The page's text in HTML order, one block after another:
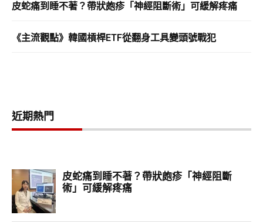
皮蛇痛到睡不著？帶狀皰疹「神經阻斷術」可緩解疼痛
《主流觀點》韓國槓桿ETF從翻身工具變頭號戰犯
近期熱門